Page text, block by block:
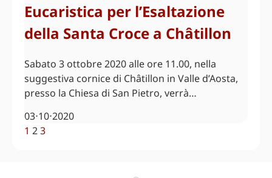
Eucaristica per l’Esaltazione
della Santa Croce a Châtillon
Sabato 3 ottobre 2020 alle ore 11.00, nella
suggestiva cornice di Châtillon in Valle d’Aosta,
presso la Chiesa di San Pietro, verrà…
03⋅10⋅2020
1 23